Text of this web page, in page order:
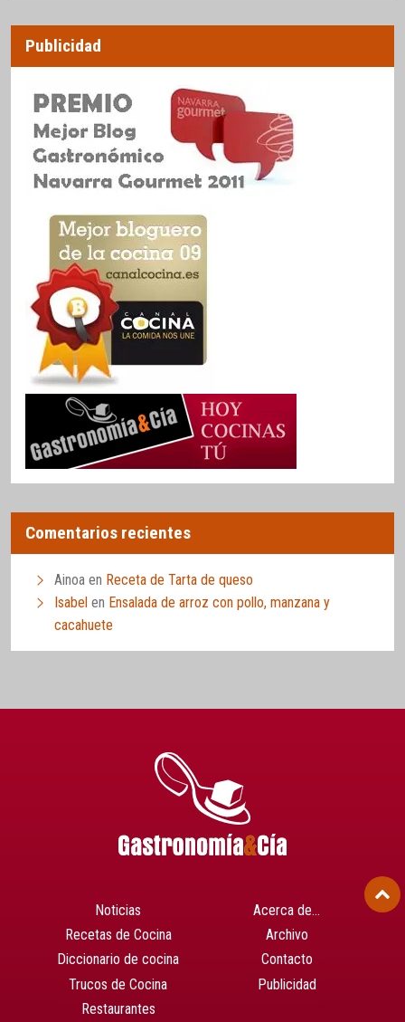
Publicidad
Comentarios recientes
Ainoa en Receta de Tarta de queso
Isabel en Ensalada de arroz con pollo, manzana y
cacahuete
Noticias
Recetas de Cocina
Diccionario de cocina
Trucos de Cocina
Restaurantes
Acerca de…
Archivo
Contacto
Publicidad